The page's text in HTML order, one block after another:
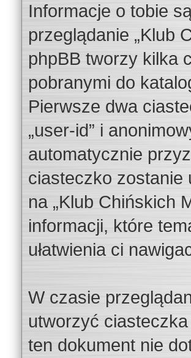
Informacje o tobie
przeglądanie „Klub
phpBB tworzy kilka
pobranymi do
Pierwsze dwa
„user-id” i
automatycznie
ciasteczko zostanie
na „Klub Chińskich
informacji, które
ułatwienia ci
W czasie
utworzyć
ten dokument nie